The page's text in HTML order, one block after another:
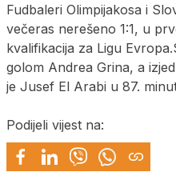
Fudbaleri Olimpijakosa i
večeras nerešeno 1:1, u
kvalifikacija za Ligu
golom Andrea Grina, a
je Jusef El Arabi u 87.
Podijeli vijest na: